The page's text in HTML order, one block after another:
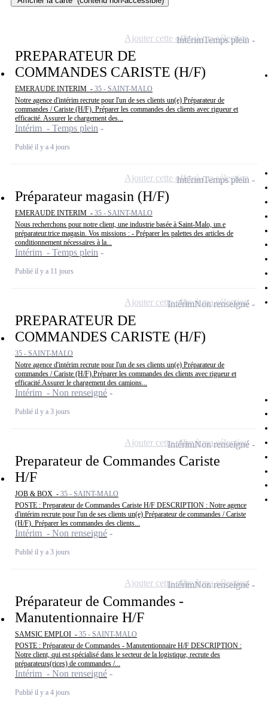
PREPARATEUR DE
COMMANDES CARISTE (H/F)
EMERAUDE INTERIM - 35 - SAINT-MALO
Notre agence d'intérim recrute pour l'un de ses clients un(e) Préparateur de
commandes / Cariste (H/F). Préparer les commandes des clients avec rigueur et
efficacité. Assurer le chargement des...
Intérim - Temps plein
Publié il y a 4 jours
IntérimTemps plein
Ajouter cette offre à ma sélection
Préparateur magasin (H/F)
EMERAUDE INTERIM - 35 - SAINT-MALO
Nous recherchons pour notre client, une industrie basée à Saint-Malo, un.e
préparateur.trice magasin. Vos missions : - Préparer les palettes des articles de
conditionnement nécessaires à la...
Intérim - Temps plein
Publié il y a 11 jours
IntérimTemps plein
Ajouter cette offre à ma sélection
PREPARATEUR DE
COMMANDES CARISTE (H/F)
35 - SAINT-MALO
Notre agence d'intérim recrute pour l'un de ses clients un(e) Préparateur de
commandes / Cariste (H/F).Préparer les commandes des clients avec rigueur et
efficacité.Assurer le chargement des camions...
Intérim - Non renseigné
Publié il y a 3 jours
IntérimNon renseigné
Ajouter cette offre à ma sélection
Preparateur de Commandes Cariste
H/F
JOB & BOX - 35 - SAINT-MALO
POSTE : Preparateur de Commandes Cariste H/F DESCRIPTION : Notre agence
d'intérim recrute pour l'un de ses clients un(e) Préparateur de commandes / Cariste
(H/F). Préparer les commandes des clients...
Intérim - Non renseigné
Publié il y a 3 jours
IntérimNon renseigné
Ajouter cette offre à ma sélection
Préparateur de Commandes -
Manutentionnaire H/F
SAMSIC EMPLOI - 35 - SAINT-MALO
POSTE : Préparateur de Commandes - Manutentionnaire H/F DESCRIPTION :
Notre client, qui est spécialisé dans le secteur de la logistique, recrute des
préparateurs(rices) de commandes /...
Intérim - Non renseigné
Publié il y a 4 jours
IntérimNon renseigné
Ajouter cette offre à ma sélection